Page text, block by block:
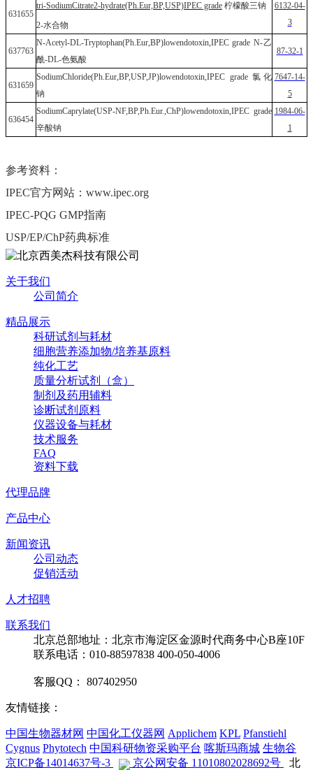
631655
tri-SodiumCitrate2-hydrate(Ph.Eur,BP,USP)IPEC grade 柠檬酸三钠
2-水合物
6132-04-
3
637763
N-Acetyl-DL-Tryptophan(Ph.Eur,BP)lowendotoxin,IPEC grade N-乙
酰-DL-色氨酸
87-32-1
631659
SodiumChloride(Ph.Eur,BP,USP,JP)lowendotoxin,IPEC grade 氯化
钠
7647-14-
5
636454
SodiumCaprylate(USP-NF,BP,Ph.Eur.,ChP)lowendotoxin,IPEC grade
辛酸钠
1984-06-
1
参考资料：
IPEC官方网站：www.ipec.org
IPEC-PQG GMP指南
USP/EP/ChP药典标准
关于我们
公司简介
精品展示
科研试剂与耗材
细胞营养添加物/培养基原料
纯化工艺
质量分析试剂（盒）
制剂及药用辅料
诊断试剂原料
仪器设备与耗材
技术服务
FAQ
资料下载
代理品牌
产品中心
新闻资讯
公司动态
促销活动
人才招聘
联系我们
北京总部地址：北京市海淀区金源时代商务中心B座10F
联系电话：010-88597838 400-050-4006
客服QQ： 807402950
友情链接：
中国生物器材网 中国化工仪器网 Applichem KPL Pfanstiehl
Cygnus Phytotech 中国科研物资采购平台 喀斯玛商城 生物谷
京ICP备14014637号-3
京公网安备 11010802028692号 北